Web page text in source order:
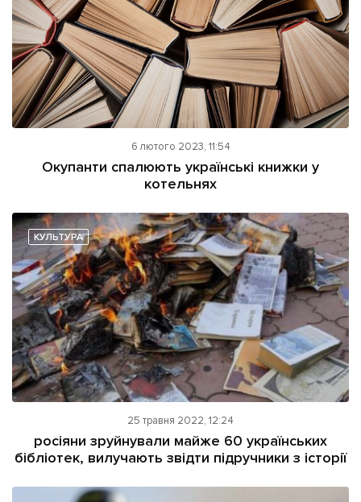
6 лютого 2023, 11:54
Окупанти спалюють українські книжки у
котельнях
КУЛЬТУРА
25 травня 2022, 12:24
росіяни зруйнували майже 60 українських
бібліотек, вилучають звідти підручники з історії